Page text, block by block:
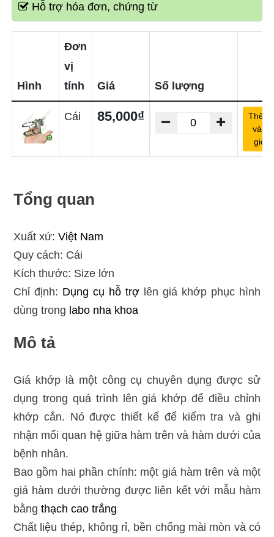
Hỗ trợ hóa đơn, chứng từ
Hình
Đơn
vị
tính
Giá Số lượng
Cái 85,000₫
Thêm
vào
giỏ
Tổng quan
Xuất xứ: Việt Nam
Quy cách: Cái
Kích thước: Size lớn
Chỉ định: Dụng cụ hỗ trợ lên giá khớp phục hình
dùng trong labo nha khoa
Mô tả
Giá khớp là một công cụ chuyên dụng được sử
dụng trong quá trình lên giá khớp để điều chỉnh
khớp cắn. Nó được thiết kế để kiểm tra và ghi
nhận mối quan hệ giữa hàm trên và hàm dưới của
bệnh nhân.
Bao gồm hai phần chính: một giá hàm trên và một
giá hàm dưới thường được liên kết với mẫu hàm
bằng thạch cao trắng
Chất liệu thép, không rỉ, bền chống mài mòn và có